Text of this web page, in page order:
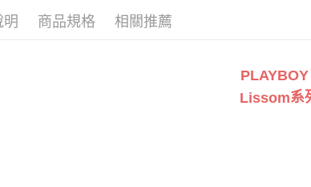
明 商品規格 相關推薦
PLAYBOY
Lissom系